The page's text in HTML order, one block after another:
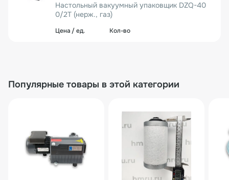
Настольный вакуумный упаковщик DZQ-40
0/2T (нерж., газ)
Популярные товары в этой категории